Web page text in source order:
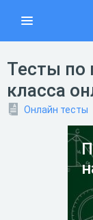
Тесты по
класса
Онлайн тесты